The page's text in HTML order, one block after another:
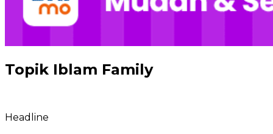
Topik Iblam Family
Headline